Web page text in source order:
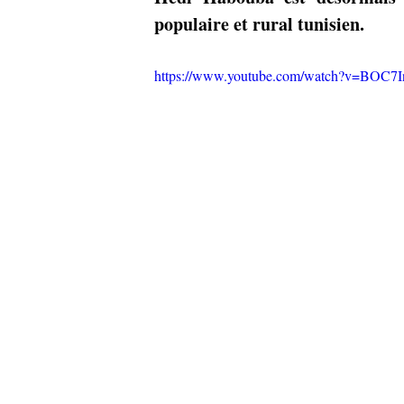
populaire et rural tunisien.
https://www.youtube.com/